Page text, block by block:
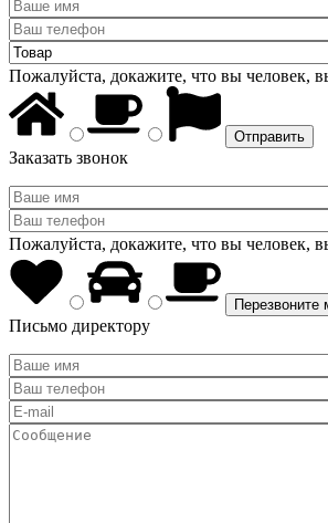
Пожалуйста, докажите, что вы человек,
Заказать звонок
Пожалуйста, докажите, что вы человек,
Письмо директору